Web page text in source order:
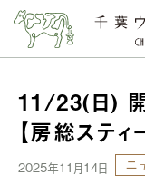
11/23(日) 開
【房総スティ
2025年11月14日 ニ